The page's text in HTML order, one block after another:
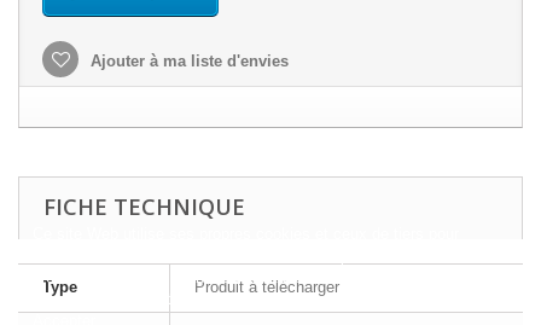
Ajouter à ma liste d'envies
FICHE TECHNIQUE
Type Produit à télécharger
préférences en analysant vos habitudes de navigation. Pour donner
votre consentement à son utilisation, appuyez sur le bouton